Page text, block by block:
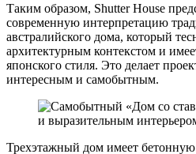
Таким образом, Shutter House
современную интерпретацию
австралийского дома, который
архитектурным контекстом и
японского стиля. Это делает
интересным и самобытным.
Трехэтажный дом имеет